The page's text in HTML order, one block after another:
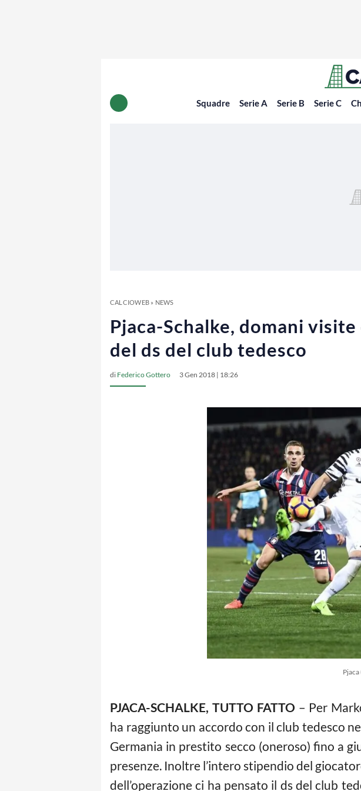
Squadre Serie A Serie B Serie C
CALCIOWEB» NEWS
Pjaca-Schalke, domani
del ds del club tedesco
di Federico Gottero 3 Gen 2018 | 18:26
PJACA-SCHALKE, TUTTO FATTO – Per
ha raggiunto un accordo con il club tedesco
Germania in prestito secco (oneroso) fino a
presenze. Inoltre l’intero stipendio del
dell’operazione ci ha pensato il ds del club